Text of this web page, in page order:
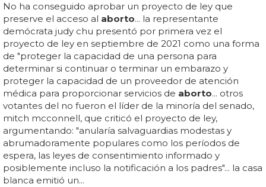
No ha conseguido aprobar un proyecto de ley que
preserve el acceso al aborto... la representante
demócrata judy chu presentó por primera vez el
proyecto de ley en septiembre de 2021 como una forma
de "proteger la capacidad de una persona para
determinar si continuar o terminar un embarazo y
proteger la capacidad de un proveedor de atención
médica para proporcionar servicios de aborto... otros
votantes del no fueron el líder de la minoría del senado,
mitch mcconnell, que criticó el proyecto de ley,
argumentando: "anularía salvaguardias modestas y
abrumadoramente populares como los períodos de
espera, las leyes de consentimiento informado y
posiblemente incluso la notificación a los padres"... la casa
blanca emitió un...